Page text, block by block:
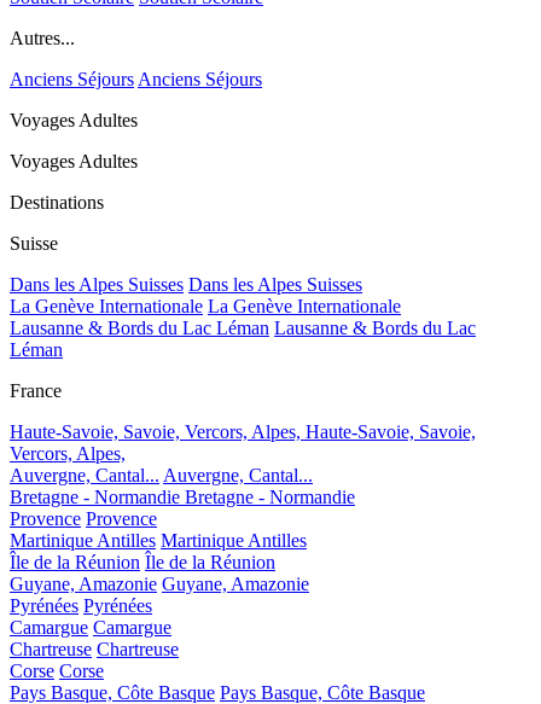
Autres...
Anciens Séjours Anciens Séjours
Voyages Adultes
Voyages Adultes
Destinations
Suisse
Dans les Alpes Suisses Dans les Alpes Suisses
La Genève Internationale La Genève Internationale
Lausanne & Bords du Lac Léman Lausanne & Bords du Lac
Léman
France
Haute-Savoie, Savoie, Vercors, Alpes, Haute-Savoie, Savoie,
Vercors, Alpes,
Auvergne, Cantal... Auvergne, Cantal...
Bretagne - Normandie Bretagne - Normandie
Provence Provence
Martinique Antilles Martinique Antilles
Île de la Réunion Île de la Réunion
Guyane, Amazonie Guyane, Amazonie
Pyrénées Pyrénées
Camargue Camargue
Chartreuse Chartreuse
Corse Corse
Pays Basque, Côte Basque Pays Basque, Côte Basque